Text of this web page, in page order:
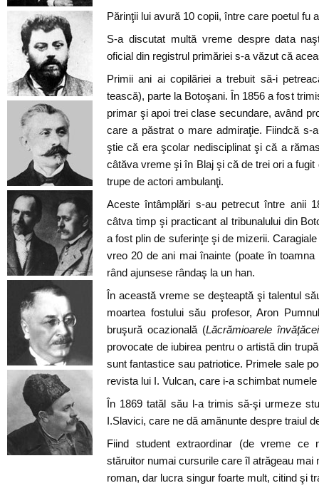
Părinţii lui avură 10 copii, între care poetul fu
S-a discutat multă vreme despre data
oficial din registrul primăriei s-a văzut că
Primii ani ai copilăriei a trebuit să-i
tească), parte la Botoşani. În 1856 a fost
primar şi apoi trei clase secundare, având
care a păstrat o mare admiraţie. Fiindcă s-
ştie că era şcolar nedisciplinat şi că a
câtăva vreme şi în Blaj şi că de trei ori a
trupe de actori ambulanţi.
Aceste întâmplări s-au petrecut între anii
câtva timp şi practicant al tribunalului din
a fost plin de suferinţe şi de mizerii.
vreo 20 de ani mai înainte (poate în
rând ajunsese rândaş la un han.
În această vreme se deşteaptă şi talentul
moartea fostului său profesor, Aron
bruşură ocazională (Lăcrămioarele
provocate de iubirea pentru o artistă din
sunt fantastice sau patriotice. Primele sale
revista lui I. Vulcan, care i-a schimbat
În 1869 tatăl său l-a trimis să-şi urmeze
I.Slavici, care ne dă amănunte despre traiul
Fiind student extraordinar (de vreme ce
stăruitor numai cursurile care îl atrăgeau mai
roman, dar lucra singur foarte mult, citind şi